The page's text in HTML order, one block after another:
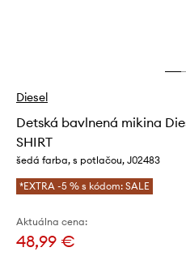
Diesel
Detská bavlnená mikina
SHIRT
šedá farba, s potlačou, J02483
*EXTRA -5 % s kódom: SALE
Aktuálna cena:
48,99 €